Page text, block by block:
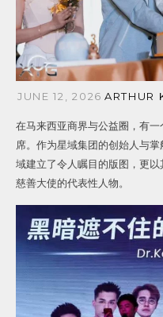
JUNE 12, 2026 ARTHUR
在马来西亚商界与公益圈，有
席。作为星域集团的创始人与
域建立了令人瞩目的版图，更
慈善大使的代表性人物。